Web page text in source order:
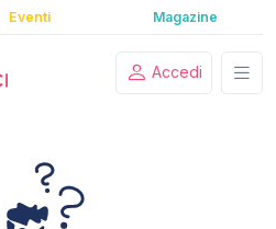
Eventi Magazine
Accedi